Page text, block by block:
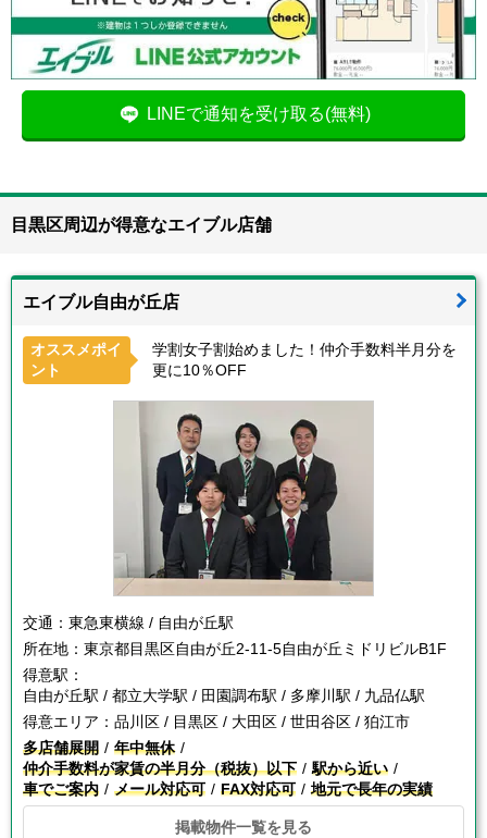
LINEで通知を受け取る(無料)
目黒区周辺が得意なエイブル店舗
エイブル自由が丘店
オススメポイ
ント
学割女子割始めました！仲介手数料半月分を
更に10％OFF
交通： 東急東横線 / 自由が丘駅
所在地： 東京都目黒区自由が丘2-11-5自由が丘ミドリビルB1F
得意駅：
自由が丘駅 / 都立大学駅 / 田園調布駅 / 多摩川駅 / 九品仏駅
得意エリア： 品川区 / 目黒区 / 大田区 / 世田谷区 / 狛江市
多店舗展開
年中無休
仲介手数料が家賃の半月分（税抜）以下
駅から近い
車でご案内
メール対応可 FAX対応可 地元で長年の実績
掲載物件一覧を見る